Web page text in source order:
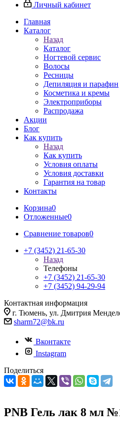
Личный кабинет
Главная
Каталог
Назад
Каталог
Ногтевой сервис
Волосы
Ресницы
Депиляция и парафин
Косметика и кремы
Электроприборы
Распродажа
Акции
Блог
Как купить
Назад
Как купить
Условия оплаты
Условия доставки
Гарантия на товар
Контакты
Корзина0
Отложенные0
Сравнение товаров0
+7 (3452) 21-65-30
Назад
Телефоны
+7 (3452) 21-65-30
+7 (3452) 94-29-94
Контактная информация
г. Тюмень, ул. Дмитрия
sharm72@bk.ru
Вконтакте
Instagram
Поделиться
PNB Гель лак 8 мл